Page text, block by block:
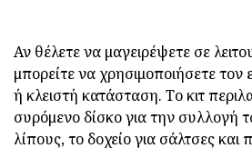
Αν θέλετε να μαγειρέψετε σε
μπορείτε να χρησιμοποιήσετε τον
ή κλειστή κατάσταση. Το κιτ
συρόμενο δίσκο για την συλλογή
λίπους, το δοχείο για σάλτσες και